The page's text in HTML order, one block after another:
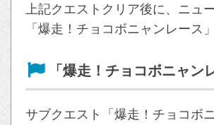
上記クエストクリア後に、ニ
「爆走！チョコボニャンレース
「爆走！チョコボニャ
サブクエスト「爆走！チョコボ